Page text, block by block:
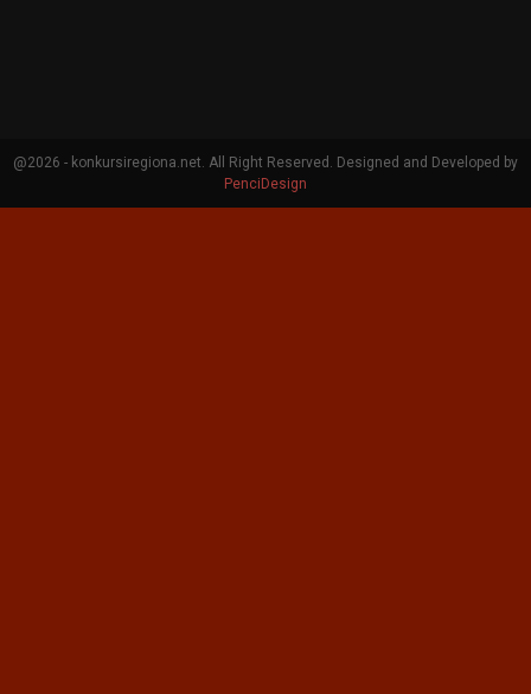
@2026 - konkursiregiona.net. All Right Reserved. Designed and Developed by
PenciDesign